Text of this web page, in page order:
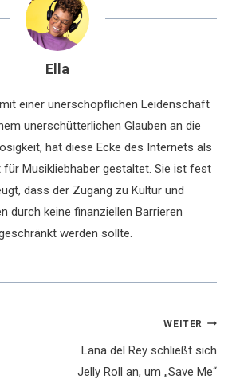
Ella
einer unerschöpflichen Leidenschaft
unerschütterlichen Glauben an die
hat diese Ecke des Internets als
Musikliebhaber gestaltet. Sie ist fest
dass der Zugang zu Kultur und
durch keine finanziellen Barrieren
werden sollte.
WEITER
Lana del Rey schließt sich
Jelly Roll an, um „Save Me“